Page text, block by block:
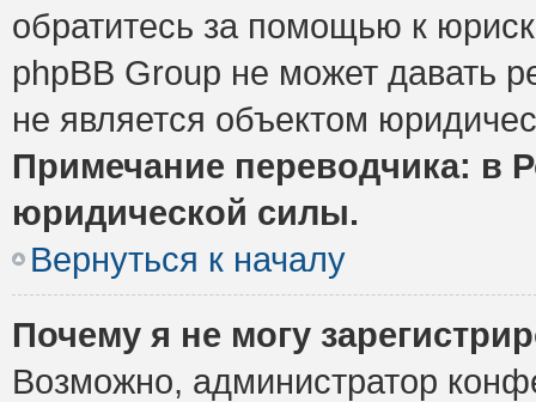
обратитесь за помощью к
phpBB Group не может давать
не является объектом
Примечание переводчика: в
юридической силы.
Вернуться к началу
Почему я не могу
Возможно, администратор